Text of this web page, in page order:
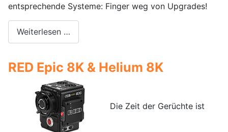
entsprechende Systeme: Finger weg von Upgrades!
Weiterlesen …
RED Epic 8K & Helium 8K
Die Zeit der Gerüchte ist